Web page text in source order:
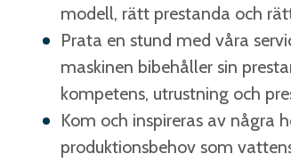
modell, rätt prestanda och
Prata en stund med våra
maskinen bibehåller sin
kompetens, utrustning och
Kom och inspireras av några
produktionsbehov som